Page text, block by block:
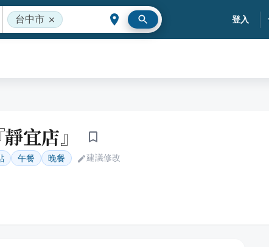
台中市 登入
宜店』
午餐 晚餐 建議修改